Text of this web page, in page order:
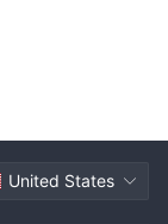
United States